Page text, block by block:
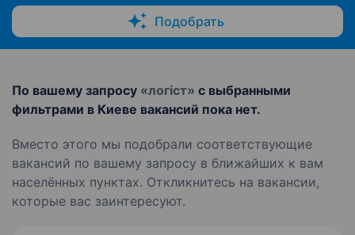
Подобрать
По вашему запросу «логіст» с выбранными
фильтрами в Киеве вакансий пока нет.
Вместо этого мы подобрали соответствующие
вакансий по вашему запросу в ближайших к вам
населённых пунктах. Откликнитесь на вакансии,
которые вас заинтересуют.